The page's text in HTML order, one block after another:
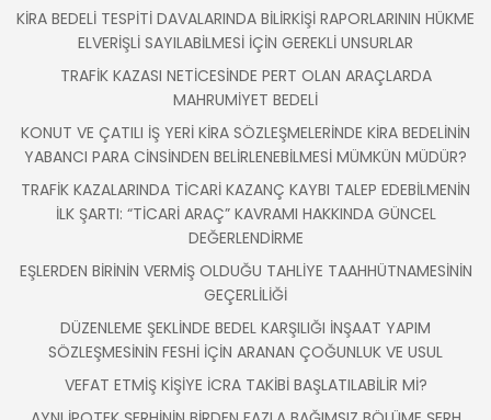
KİRA BEDELİ TESPİTİ DAVALARINDA BİLİRKİŞİ RAPORLARININ HÜKME
ELVERİŞLİ SAYILABİLMESİ İÇİN GEREKLİ UNSURLAR
TRAFİK KAZASI NETİCESİNDE PERT OLAN ARAÇLARDA
MAHRUMİYET BEDELİ
KONUT VE ÇATILI İŞ YERİ KİRA SÖZLEŞMELERİNDE KİRA BEDELİNİN
YABANCI PARA CİNSİNDEN BELİRLENEBİLMESİ MÜMKÜN MÜDÜR?
TRAFİK KAZALARINDA TİCARİ KAZANÇ KAYBI TALEP EDEBİLMENİN
İLK ŞARTI: “TİCARİ ARAÇ” KAVRAMI HAKKINDA GÜNCEL
DEĞERLENDİRME
EŞLERDEN BİRİNİN VERMİŞ OLDUĞU TAHLİYE TAAHHÜTNAMESİNİN
GEÇERLİLİĞİ
DÜZENLEME ŞEKLİNDE BEDEL KARŞILIĞI İNŞAAT YAPIM
SÖZLEŞMESİNİN FESHİ İÇİN ARANAN ÇOĞUNLUK VE USUL
VEFAT ETMİŞ KİŞİYE İCRA TAKİBİ BAŞLATILABİLİR Mİ?